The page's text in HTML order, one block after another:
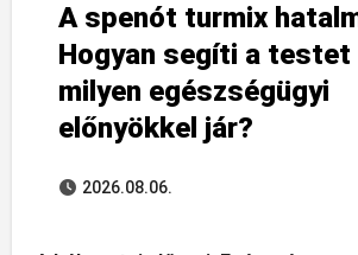
A spenót turmix
Hogyan segíti a testet
milyen egészségügyi
előnyökkel jár?
2026.08.06.